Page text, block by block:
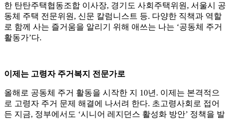
한 탄탄주택협동조합 이사장, 경기도 사회주택위원, 서울시 공
동체 주택 전문위원, 신문 칼럼니스트 등. 다양한 직책과 역할
로 함께 사는 즐거움을 알리기 위해 애쓰는 나는 ‘공동체 주거
활동가’다.
이제는 고령자 주거복지 전문가로
올해로 공동체 주거 활동을 시작한 지 10년. 이제는 본격적으
로 고령자 주거 문제 해결에 나서려 한다. 초고령사회로 접어
든 지금, 정부에서도 ‘시니어 레지던스 활성화 방안’ 정책을 발